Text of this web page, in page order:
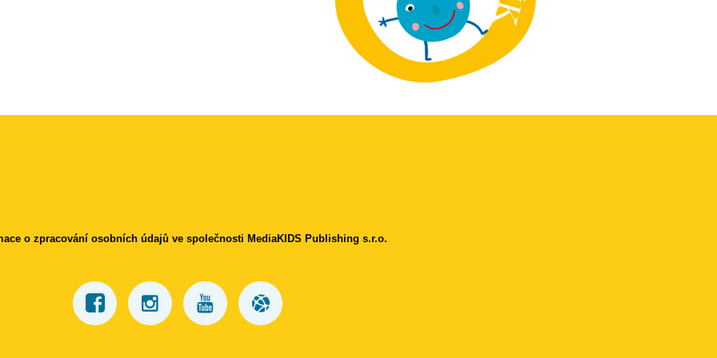
o zpracování osobních údajů ve společnosti MediaKIDS Publishing s.r.o.